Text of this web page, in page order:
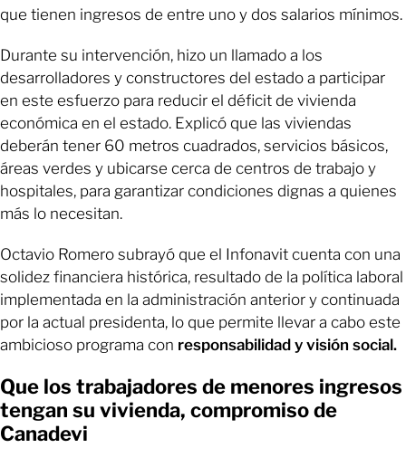
que tienen ingresos de entre uno y dos salarios mínimos.
Durante su intervención, hizo un llamado a los
desarrolladores y constructores del estado a participar
en este esfuerzo para reducir el déficit de vivienda
económica en el estado. Explicó que las viviendas
deberán tener 60 metros cuadrados, servicios básicos,
áreas verdes y ubicarse cerca de centros de trabajo y
hospitales, para garantizar condiciones dignas a quienes
más lo necesitan.
Octavio Romero subrayó que el Infonavit cuenta con una
solidez financiera histórica, resultado de la política laboral
implementada en la administración anterior y continuada
por la actual presidenta, lo que permite llevar a cabo este
ambicioso programa con responsabilidad y visión social.
Que los trabajadores de menores ingresos
tengan su vivienda, compromiso de
Canadevi